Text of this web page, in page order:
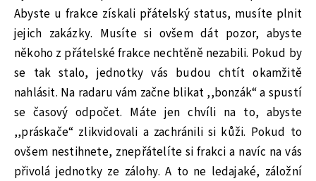
Abyste u frakce získali přátelský status, musíte plnit
jejich zakázky. Musíte si ovšem dát pozor, abyste
někoho z přátelské frakce nechtěně nezabili. Pokud by
se tak stalo, jednotky vás budou chtít okamžitě
nahlásit. Na radaru vám začne blikat ,,bonzák“ a spustí
se časový odpočet. Máte jen chvíli na to, abyste
,,práskače“ zlikvidovali a zachránili si kůži. Pokud to
ovšem nestihnete, znepřátelíte si frakci a navíc na vás
přivolá jednotky ze zálohy. A to ne ledajaké, záložní